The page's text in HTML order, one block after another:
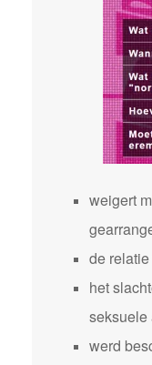
weigert
de
het
seksuele
werd